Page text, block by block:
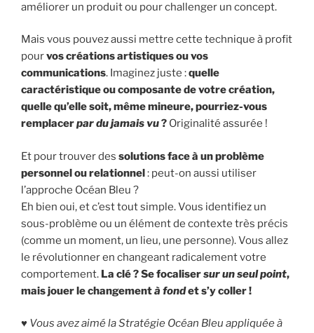
améliorer un produit ou pour challenger un concept.
Mais vous pouvez aussi mettre cette technique à profit
pourvos créations artistiques ou vos
communications. Imaginez juste :quelle
caractéristique ou composante de votre création,
quelle qu’elle soit, même mineure, pourriez-vous
remplacerpar du jamais vu? Originalité assurée !
Et pour trouver des solutions face à un problème
personnel ou relationnel: peut-on aussi utiliser
l’approche Océan Bleu ?
Eh bien oui, et c’est tout simple. Vous identifiez un
sous-problème ou un élément de contexte très précis
(comme un moment, un lieu, une personne). Vous allez
le révolutionner en changeant radicalement votre
comportement. La clé ? Se focalisersur un seul point,
mais jouer le changementà fondet s’y coller !
♥ Vous avez aimé la Stratégie Océan Bleu appliquée à